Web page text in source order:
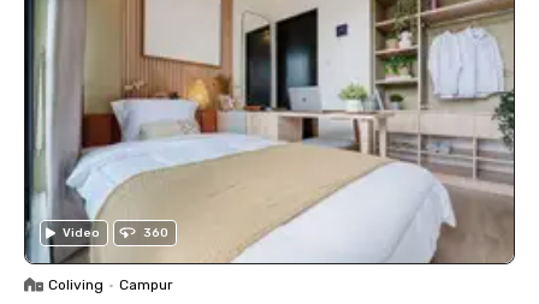
Video 360
Coliving • Campur